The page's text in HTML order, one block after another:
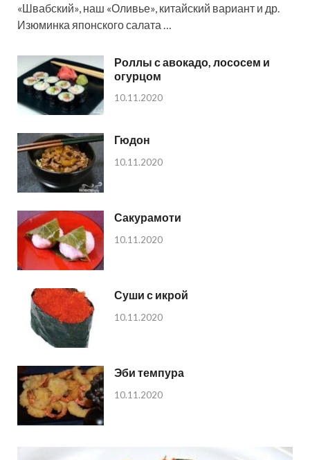
«Швабский», наш «Оливье», китайский вариант и др.
Изюминка японского салата …
Роллы с авокадо, лососем и
огурцом
10.11.2020
Гюдон
10.11.2020
Сакурамоти
10.11.2020
Суши с икрой
10.11.2020
Эби темпура
10.11.2020